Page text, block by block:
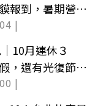
報到，暑期營隊
|
10月連休３
，還有光復節請
|